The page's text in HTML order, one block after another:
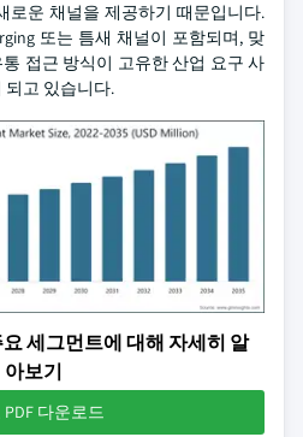
로운 채널을 제공하기 때문입니다.
또는 틈새 채널이 포함되며, 맞
접근 방식이 고유한 산업 요구 사
되고 있습니다.
세그먼트에 대해 자세히 알
아보기
PDF 다운로드